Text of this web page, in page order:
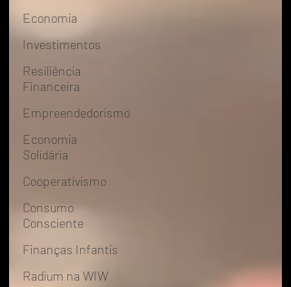
Economia
Investimentos
Resiliência
Financeira
Empreendedorismo
Economia
Solidária
Cooperativismo
Consumo
Consciente
Finanças Infantis
Radium na WIW